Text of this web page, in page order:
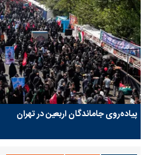
پیاده‌روی جاماندگان اربعین در تهران